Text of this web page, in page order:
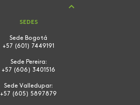
SEDES
Sede Bogotá
+57 (601) 7449191
Sede Pereira:
+57 (606) 3401516
Sede Valledupar:
+57 (605) 5897879